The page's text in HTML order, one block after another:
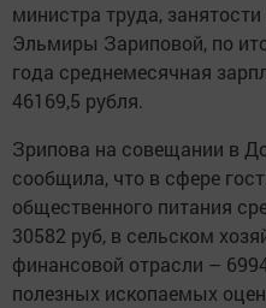
министра труда,
Эльмиры Зариповой, по
года среднемесячная
46169,5 рубля.
Зрипова на совещании в
сообщила, что в сфере
общественного питания
30582 руб, в сельском
финансовой отрасли –
полезных ископаемых